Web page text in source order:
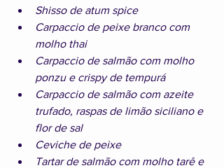
Shisso de atum spice
Carpaccio de peixe branco com
molho thai
Carpaccio de salmão com molho
ponzu e crispy de tempurá
Carpaccio de salmão com azeite
trufado, raspas de limão siciliano e
flor de sal
Ceviche de peixe
Tartar de salmão com molho tarê e